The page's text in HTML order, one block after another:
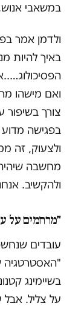
במשאבי
ולדמן אמר
באיך להיות
ואם מישהו
צורך בשיפור
בפגישה מדוע
ולצעוק, זה
מחשבה שיהיה
ולהקשיב.
"מרחמים על
עובדים
"האסטרטגיה
בשיימינג
על צליל. אבל